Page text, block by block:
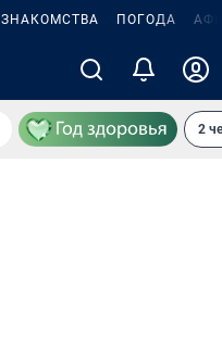
ЗНАКОМСТВА ПОГОДА
2